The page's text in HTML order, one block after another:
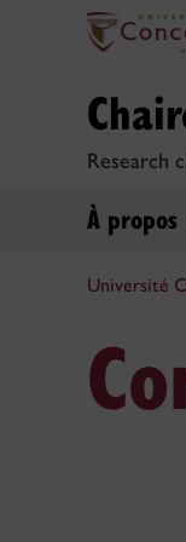
Research
À propos
Université